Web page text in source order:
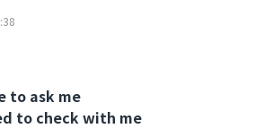
to ask me
to check with me